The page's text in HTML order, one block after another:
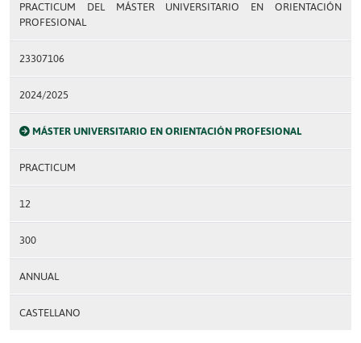
PRACTICUM DEL MÁSTER UNIVERSITARIO EN ORIENTACIÓN
PROFESIONAL
23307106
2024/2025
MÁSTER UNIVERSITARIO EN ORIENTACIÓN PROFESIONAL
PRACTICUM
12
300
ANNUAL
CASTELLANO